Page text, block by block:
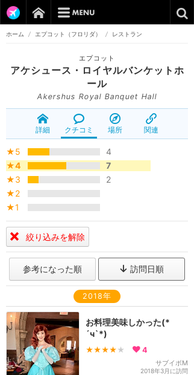
ホーム / エプコット（フロリダ） / レストラン
エプコット
アケシュース・ロイヤルバンケットホ
ール
Akershus Royal Banquet Hall
詳細 クチコミ 場所 関連
★5
4
★4
7
★3
2
★2
★1
絞り込みを解除
参考になった順 訪問日順
2018年
お料理美味しかった(*
´ч`*)
★★★★ ★ 4
サブイボM
2018年3月に訪問